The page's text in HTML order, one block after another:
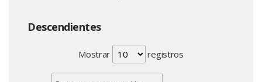
Descendientes
Mostrar registros